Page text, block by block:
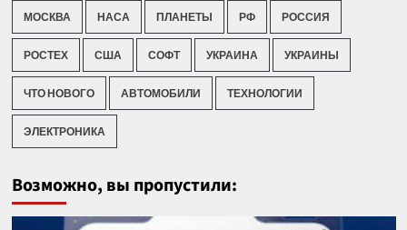
МОСКВА НАСА ПЛАНЕТЫ РФ РОССИЯ
РОСТЕХ США СОФТ УКРАИНА УКРАИНЫ
ЧТО НОВОГО АВТОМОБИЛИ ТЕХНОЛОГИИ
ЭЛЕКТРОНИКА
Возможно, вы пропустили: